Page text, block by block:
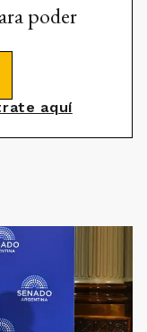
poder
aquí